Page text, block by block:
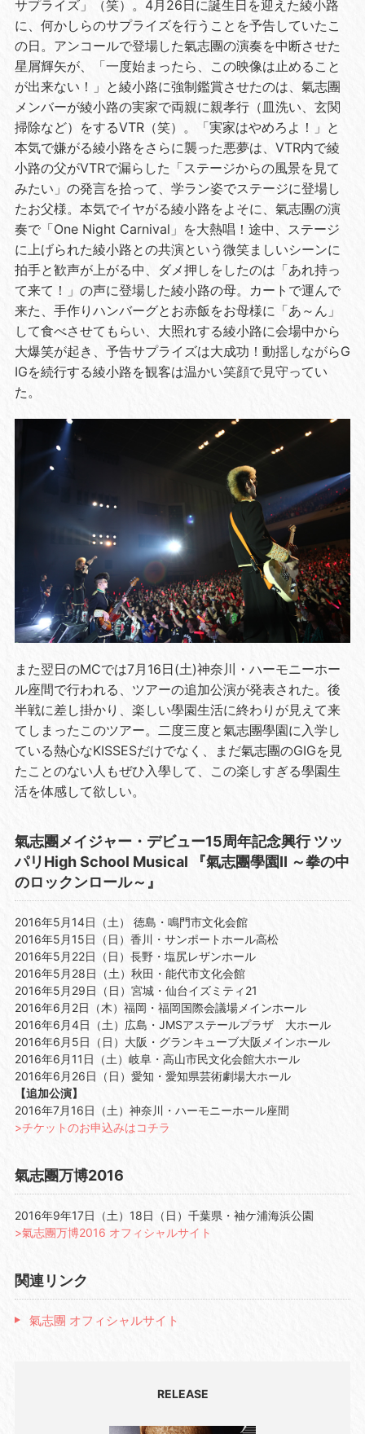
サプライズ」（笑）。4月26日に誕生日を迎えた綾小路
に、何かしらのサプライズを行うことを予告していたこ
の日。アンコールで登場した氣志團の演奏を中断させた
星屑輝矢が、「一度始まったら、この映像は止めること
が出来ない！」と綾小路に強制鑑賞させたのは、氣志團
メンバーが綾小路の実家で両親に親孝行（皿洗い、玄関
掃除など）をするVTR（笑）。「実家はやめろよ！」と
本気で嫌がる綾小路をさらに襲った悪夢は、VTR内で綾
小路の父がVTRで漏らした「ステージからの風景を見て
みたい」の発言を拾って、学ラン姿でステージに登場し
たお父様。本気でイヤがる綾小路をよそに、氣志團の演
奏で「One Night Carnival」を大熱唱！途中、ステージ
に上げられた綾小路との共演という微笑ましいシーンに
拍手と歓声が上がる中、ダメ押しをしたのは「あれ持っ
て来て！」の声に登場した綾小路の母。カートで運んで
来た、手作りハンバーグとお赤飯をお母様に「あ～ん」
して食べさせてもらい、大照れする綾小路に会場中から
大爆笑が起き、予告サプライズは大成功！動揺しながらG
IGを続行する綾小路を観客は温かい笑顔で見守ってい
た。
また翌日のMCでは7月16日(土)神奈川・ハーモニーホー
ル座間で行われる、ツアーの追加公演が発表された。後
半戦に差し掛かり、楽しい學園生活に終わりが見えて来
てしまったこのツアー。二度三度と氣志團學園に入学し
ている熱心なKISSESだけでなく、まだ氣志團のGIGを見
たことのない人もぜひ入學して、この楽しすぎる學園生
活を体感して欲しい。
氣志團メイジャー・デビュー15周年記念興行 ツッ
パリHigh School Musical 『氣志團學園Ⅱ ～拳の中
のロックンロール～』
2016年5月14日（土） 徳島・鳴門市文化会館
2016年5月15日（日）香川・サンポートホール高松
2016年5月22日（日）長野・塩尻レザンホール
2016年5月28日（土）秋田・能代市文化会館
2016年5月29日（日）宮城・仙台イズミティ21
2016年6月2日（木）福岡・福岡国際会議場メインホール
2016年6月4日（土）広島・JMSアステールプラザ 大ホール
2016年6月5日（日）大阪・グランキューブ大阪メインホール
2016年6月11日（土）岐阜・高山市民文化会館大ホール
2016年6月26日（日）愛知・愛知県芸術劇場大ホール
【追加公演】
2016年7月16日（土）神奈川・ハーモニーホール座間
>チケットのお申込みはコチラ
氣志團万博2016
2016年9年17日（土）18日（日）千葉県・袖ケ浦海浜公園
>氣志團万博2016 オフィシャルサイト
関連リンク
氣志團 オフィシャルサイト
RELEASE